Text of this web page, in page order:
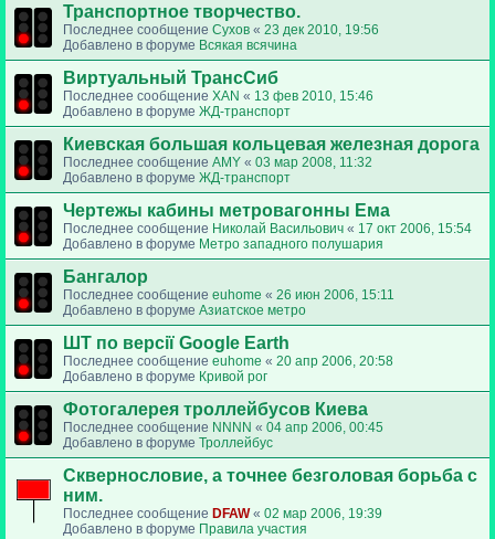
Транспортное творчество.
Последнее сообщение Сухов « 23 дек 2010, 19:56
Добавлено в форуме Всякая всячина
Виртуальный ТрансСиб
Последнее сообщение XAN « 13 фев 2010, 15:46
Добавлено в форуме ЖД-транспорт
Киевская большая кольцевая железная дорога
Последнее сообщение AMY « 03 мар 2008, 11:32
Добавлено в форуме ЖД-транспорт
Чертежы кабины метровагонны Ема
Последнее сообщение Николай Васильович « 17 окт 2006, 15:54
Добавлено в форуме Метро западного полушария
Бангалор
Последнее сообщение euhome « 26 июн 2006, 15:11
Добавлено в форуме Азиатское метро
ШТ по версії Google Earth
Последнее сообщение euhome « 20 апр 2006, 20:58
Добавлено в форуме Кривой рог
Фотогалерея троллейбусов Киева
Последнее сообщение NNNN « 04 апр 2006, 00:45
Добавлено в форуме Троллейбус
Сквернословие, а точнее безголовая борьба с
ним.
Последнее сообщение DFAW« 02 мар 2006, 19:39
Добавлено в форуме Правила участия